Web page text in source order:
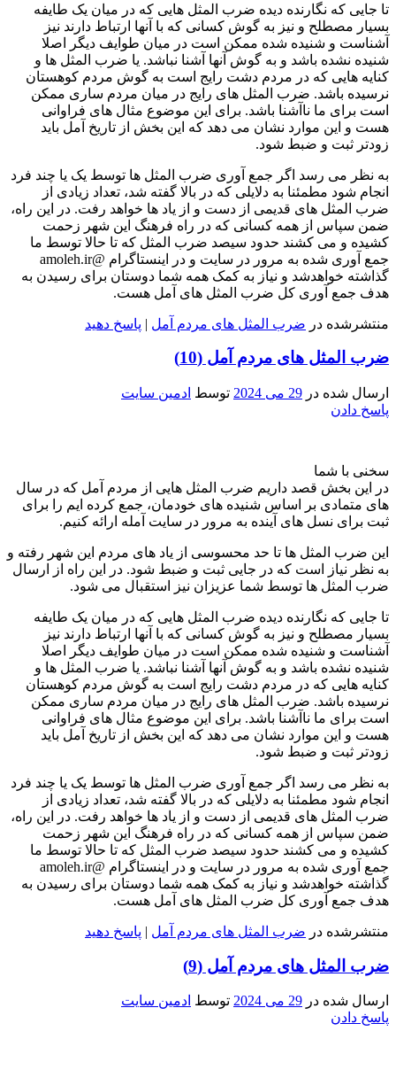
تا جایی که نگارنده دیده ضرب المثل هایی که در میان یک طایفه
بسیار مصطلح و نیز به گوش کسانی که با آنها ارتباط دارند نیز
آشناست و شنیده شده ممکن است در میان طوایف دیگر اصلا
شنیده نشده باشد و به گوش آنها آشنا نباشد. یا ضرب المثل ها و
کنایه هایی که در مردم دشت رایج است به گوش مردم کوهستان
نرسیده باشد. ضرب المثل های رایج در میان مردم ساری ممکن
است برای ما ناآشنا باشد. برای این موضوع مثال های فراوانی
هست و این موارد نشان می دهد که این بخش از تاریخ آمل باید
زودتر ثبت و ضبط شود.
به نظر می رسد اگر جمع آوری ضرب المثل ها توسط یک یا چند فرد
انجام شود مطمئنا به دلایلی که در بالا گفته شد، تعداد زیادی از
ضرب المثل های قدیمی از دست و از یاد ها خواهد رفت. در این راه،
ضمن سپاس از همه کسانی که در راه فرهنگ این شهر زحمت
کشیده و می کشند حدود سیصد ضرب المثل که تا حالا توسط ما
جمع آوری شده به مرور در سایت و در اینستاگرام @amoleh.ir
گذاشته خواهدشد و نیاز به کمک همه شما دوستان برای رسیدن به
هدف جمع آوری کل ضرب المثل های آمل هست.
منتشرشده در ضرب المثل های مردم آمل | پاسخ دهید
ضرب المثل های مردم آمل (10)
ارسال شده در 29 می 2024 توسط ادمین سایت
پاسخ دادن
سخنی با شما
در این بخش قصد داریم ضرب المثل هایی از مردم آمل که در سال
های متمادی بر اساس شنیده های خودمان، جمع کرده ایم را برای
ثبت برای نسل های آینده به مرور در سایت آمله ارائه کنیم.
این ضرب المثل ها تا حد محسوسی از یاد های مردم این شهر رفته و
به نظر نیاز است که در جایی ثبت و ضبط شود. در این راه از ارسال
ضرب المثل ها توسط شما عزیزان نیز استقبال می شود.
تا جایی که نگارنده دیده ضرب المثل هایی که در میان یک طایفه
بسیار مصطلح و نیز به گوش کسانی که با آنها ارتباط دارند نیز
آشناست و شنیده شده ممکن است در میان طوایف دیگر اصلا
شنیده نشده باشد و به گوش آنها آشنا نباشد. یا ضرب المثل ها و
کنایه هایی که در مردم دشت رایج است به گوش مردم کوهستان
نرسیده باشد. ضرب المثل های رایج در میان مردم ساری ممکن
است برای ما ناآشنا باشد. برای این موضوع مثال های فراوانی
هست و این موارد نشان می دهد که این بخش از تاریخ آمل باید
زودتر ثبت و ضبط شود.
به نظر می رسد اگر جمع آوری ضرب المثل ها توسط یک یا چند فرد
انجام شود مطمئنا به دلایلی که در بالا گفته شد، تعداد زیادی از
ضرب المثل های قدیمی از دست و از یاد ها خواهد رفت. در این راه،
ضمن سپاس از همه کسانی که در راه فرهنگ این شهر زحمت
کشیده و می کشند حدود سیصد ضرب المثل که تا حالا توسط ما
جمع آوری شده به مرور در سایت و در اینستاگرام @amoleh.ir
گذاشته خواهدشد و نیاز به کمک همه شما دوستان برای رسیدن به
هدف جمع آوری کل ضرب المثل های آمل هست.
منتشرشده در ضرب المثل های مردم آمل | پاسخ دهید
ضرب المثل های مردم آمل (9)
ارسال شده در 29 می 2024 توسط ادمین سایت
پاسخ دادن